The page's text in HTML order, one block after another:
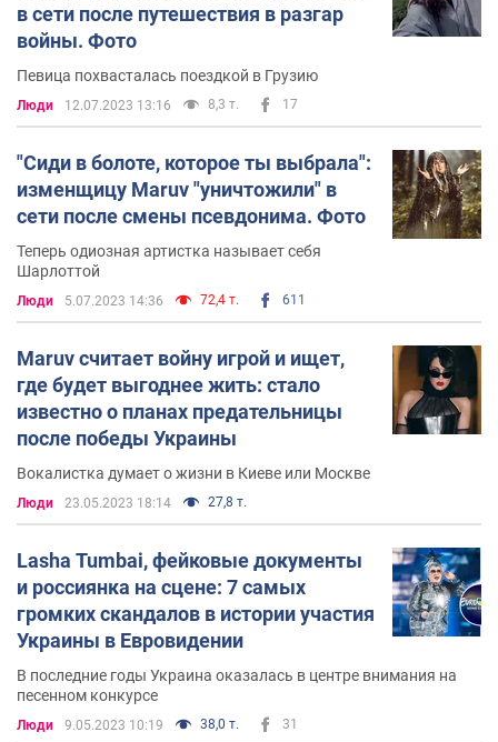
в сети после путешествия в разгар
войны. Фото
Певица похвасталась поездкой в Грузию
Люди 12.07.2023 13:16 8,3 т. 17
"Сиди в болоте, которое ты выбрала":
изменщицу Maruv "уничтожили" в
сети после смены псевдонима. Фото
Теперь одиозная артистка называет себя
Шарлоттой
Люди 5.07.2023 14:36 72,4 т. 611
Maruv считает войну игрой и ищет,
где будет выгоднее жить: стало
известно о планах предательницы
после победы Украины
Вокалистка думает о жизни в Киеве или Москве
Люди 23.05.2023 18:14 27,8 т.
Lasha Tumbai, фейковые документы
и россиянка на сцене: 7 самых
громких скандалов в истории участия
Украины в Евровидении
В последние годы Украина оказалась в центре внимания на
песенном конкурсе
Люди 9.05.2023 10:19 38,0 т. 31